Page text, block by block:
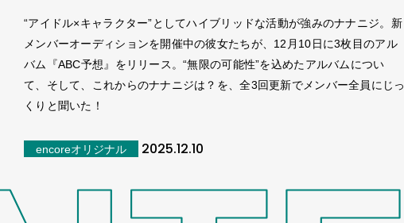
“アイドル×キャラクター”としてハイブリッドな活動が強みのナナニジ。新
メンバーオーディションを開催中の彼女たちが、12月10日に3枚目のアル
バム『ABC予想』をリリース。“無限の可能性”を込めたアルバムについ
て、そして、これからのナナニジは？を、全3回更新でメンバー全員にじっ
くりと聞いた！
encoreオリジナル 2025.12.10